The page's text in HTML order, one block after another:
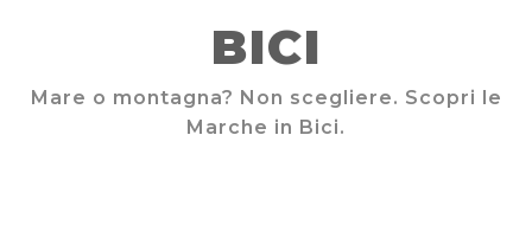
BICI
Mare o montagna? Non scegliere. Scopri le
Marche in Bici.